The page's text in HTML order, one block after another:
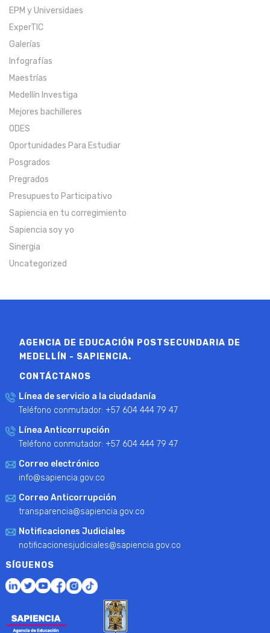
EPM y Universidaes
ExperTIC
Galerías
Infografías
Maestrías
Medellín Investiga
Mejores bachilleres
ODES
Oportunidades Para Estudiar
Posgrados
Pregrados
Presupuesto Participativo
Sapiencia en tu corregimiento
Sapiencia soy yo
Sinergia
Uncategorized
AGENCIA DE EDUCACIÓN POSTSECUNDARIA DE
MEDELLÍN - SAPIENCIA.
CONTÁCTANOS
Línea de servicio a la ciudadanía
Teléfono conmutador: +57 604 444 79 47
Línea Anticorrupción
Teléfono conmutador: +57 604 444 79 47
Correo electrónico
info@sapiencia.gov.co
Correo Anticorrupción
transparencia@sapiencia.gov.co
Notificaciones Judiciales
notificacionesjudiciales@sapiencia.gov.co
SÍGUENOS